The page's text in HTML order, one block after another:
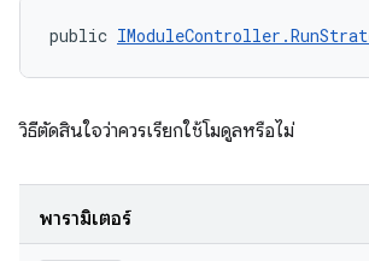
public
วิธีตัดสินใจว่าควรเรียกใช้โมดูลหรือไม่
พารามิเตอร์